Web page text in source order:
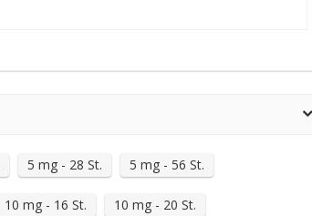
5 mg - 28 St. 5 mg - 56 St.
10 mg - 16 St. 10 mg - 20 St.